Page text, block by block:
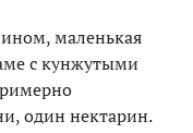
маленькая
с кунжутыми
один нектарин.